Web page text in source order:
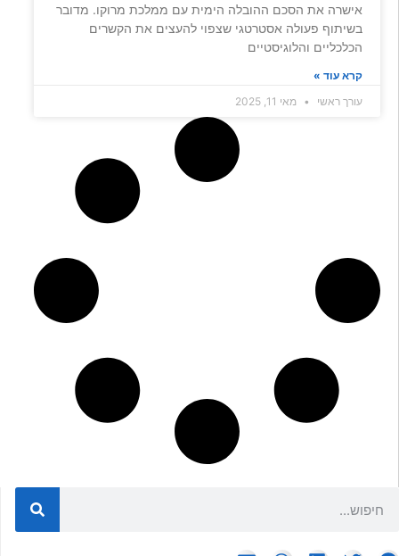
אישרה את הסכם ההובלה הימית עם ממלכת מרוקו. מדובר
בשיתוף פעולה אסטרטגי שצפוי להעצים את הקשרים
הכלכליים והלוגיסטיים
קרא עוד »
עורך ראשי
מאי 11, 2025